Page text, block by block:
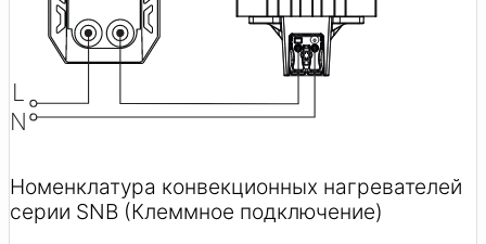
Номенклатура конвекционных нагревателей
серии SNB (Клеммное подключение)